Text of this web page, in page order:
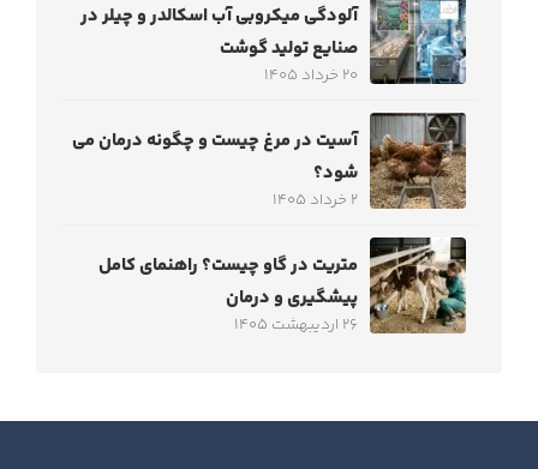
آلودگی میکروبی آب اسکالدر و چیلر در
صنایع تولید گوشت
20 خرداد 1405
آسیت در مرغ چیست و چگونه درمان می
شود؟
2 خرداد 1405
متریت در گاو چیست؟ راهنمای کامل
پیشگیری و درمان
26 اردیبهشت 1405